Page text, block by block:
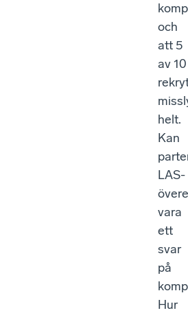
och
att 5
av 10
helt.
Kan
LAS-
vara
ett
svar
på
Hur